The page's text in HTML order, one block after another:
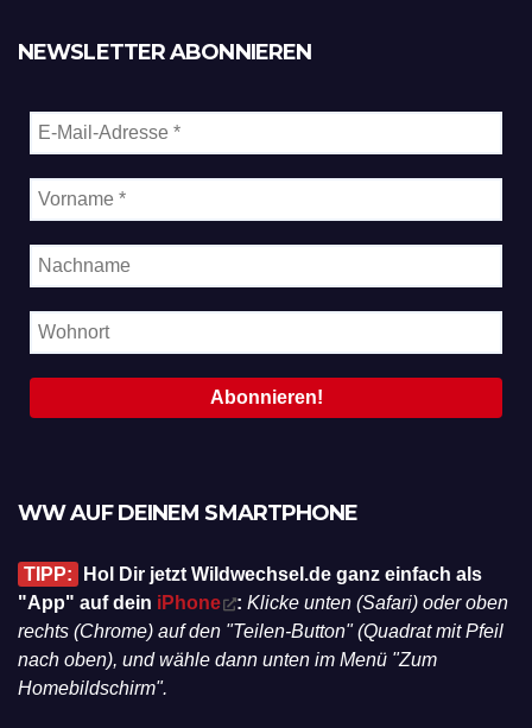
NEWSLETTER ABONNIEREN
WW AUF DEINEM SMARTPHONE
TIPP:
Hol Dir jetzt Wildwechsel.de ganz einfach als
"App" auf dein iPhone : Klicke unten (Safari) oder oben
rechts (Chrome) auf den "Teilen-Button" (Quadrat mit Pfeil
nach oben), und wähle dann unten im Menü "Zum
Homebildschirm".